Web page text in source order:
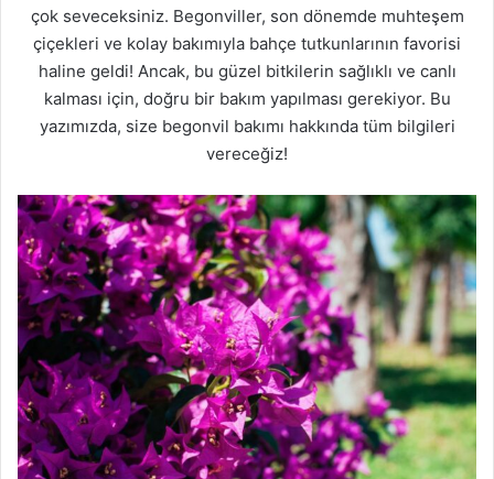
çok seveceksiniz. Begonviller, son dönemde muhteşem
çiçekleri ve kolay bakımıyla bahçe tutkunlarının favorisi
haline geldi! Ancak, bu güzel bitkilerin sağlıklı ve canlı
kalması için, doğru bir bakım yapılması gerekiyor. Bu
yazımızda, size begonvil bakımı hakkında tüm bilgileri
vereceğiz!